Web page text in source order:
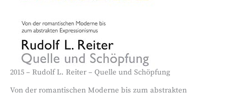
2015 – Rudolf L. Reiter – Quelle und Schöpfung
Von der romantischen Moderne bis zum abstrakten